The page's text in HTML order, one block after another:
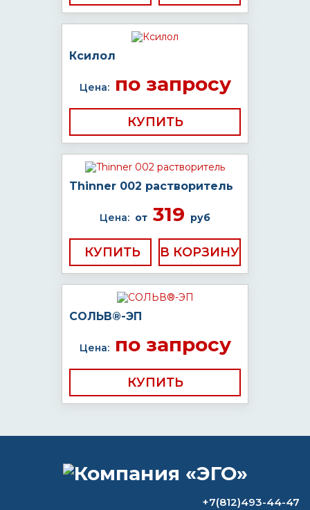
Ксилол
Цена:по запросу
КУПИТЬ
Thinner 002 растворитель
Цена: от 319 руб
КУПИТЬ
СОЛЬВ®-ЭП
Цена:по запросу
КУПИТЬ
ВОПРОС-ОТВЕТ
+7(812)493-44-47